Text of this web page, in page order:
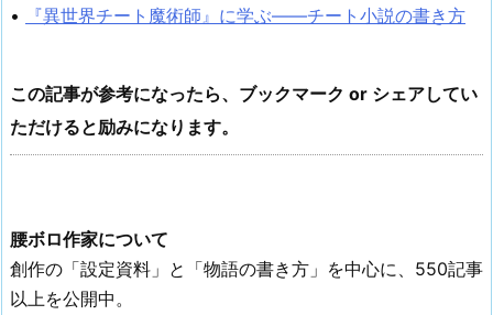
• 『異世界チート魔術師』に学ぶ——チート小説の書き方
この記事が参考になったら、ブックマーク or シェアしてい
ただけると励みになります。
腰ボロ作家について
創作の「設定資料」と「物語の書き方」を中心に、550記事
以上を公開中。